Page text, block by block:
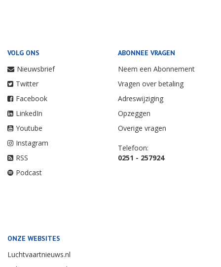
VOLG ONS
Nieuwsbrief
Twitter
Facebook
LinkedIn
Youtube
Instagram
RSS
Podcast
ABONNEE VRAGEN
Neem een Abonnement
Vragen over betaling
Adreswijziging
Opzeggen
Overige vragen
Telefoon:
0251 - 257924
ONZE WEBSITES
Luchtvaartnieuws.nl